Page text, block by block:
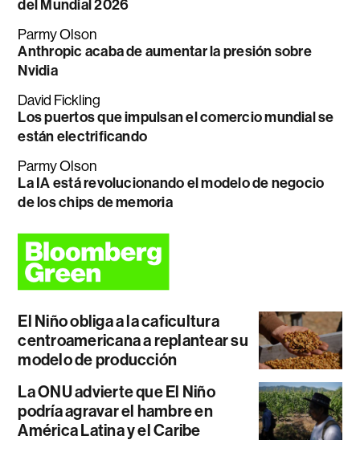
del Mundial 2026
Parmy Olson
Anthropic acaba de aumentar la presión sobre
Nvidia
David Fickling
Los puertos que impulsan el comercio mundial se
están electrificando
Parmy Olson
La IA está revolucionando el modelo de negocio
de los chips de memoria
El Niño obliga a la caficultura
centroamericana a replantear su
modelo de producción
La ONU advierte que El Niño
podría agravar el hambre en
América Latina y el Caribe